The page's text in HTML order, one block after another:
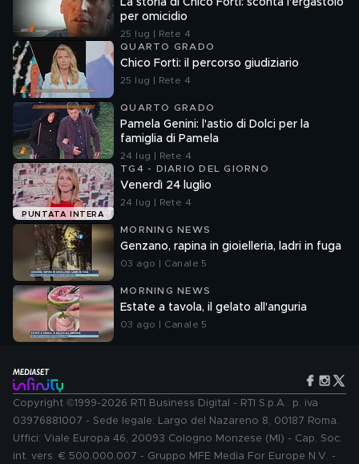
La storia di Chico Forti: sconta l'ergastolo
per omicidio
25 lug | Rete 4
QUARTO GRADO
Chico Forti: il percorso giudiziario
25 lug | Rete 4
QUARTO GRADO
Pamela Genini: l'astio di Dolci per la
famiglia di Pamela
24 lug | Rete 4
PUNTATA INTERA
TG4 - DIARIO DEL GIORNO
Venerdì 24 luglio
24 lug | Rete 4
MORNING NEWS
Genzano, rapina in gioielleria, ladri in fuga
03 ago | Canale 5
MORNING NEWS
Estate a tavola, il gelato all'anguria
03 ago | Canale 5
Copyright ©1999-2026 RTI Business Digital - RTI S.p.A.: p. iva
03976881007 - Sede legale: Largo del Nazareno 8, 00187 Roma.
Uffici: Viale Europa 46, 20093 Cologno Monzese (MI) - Cap. Soc.
int. vers. € 500.000.007 - Gruppo MFE Media For Europe N.V. -